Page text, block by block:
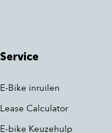
Service
E-Bike inruilen
Lease Calculator
E-bike Keuzehulp